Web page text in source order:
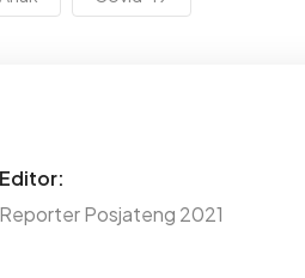
Editor:
Reporter Posjateng 2021